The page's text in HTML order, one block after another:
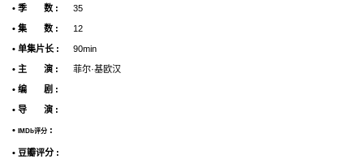
• 季 数 : 35
• 集 数 : 12
• 单集片长 : 90min
• 主 演 : 菲尔·基欧汉
• 编 剧 :
• 导 演 :
• IMDb评分 :
• 豆瓣评分 :